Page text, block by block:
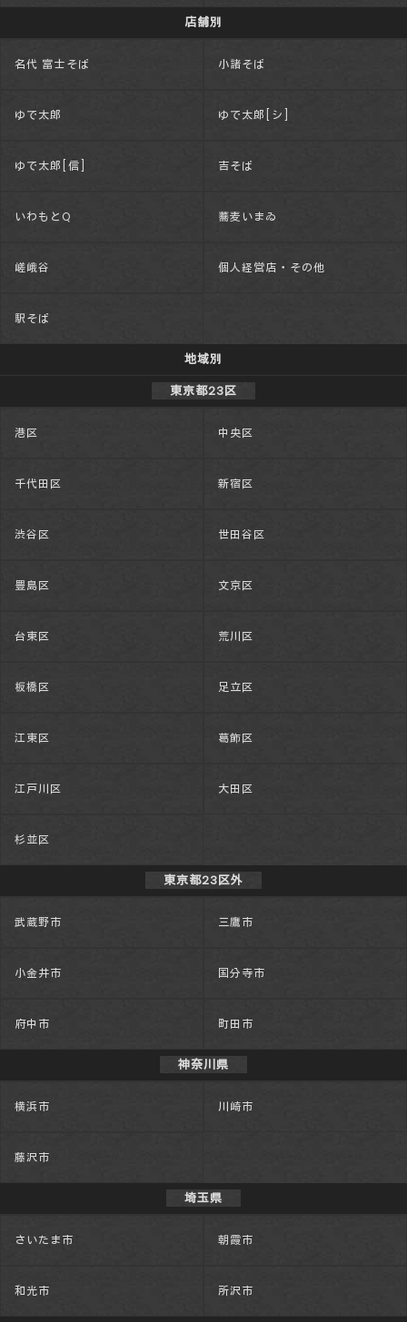
店舗別
名代 富士そば 小諸そば
ゆで太郎 ゆで太郎[シ]
ゆで太郎[信] 吉そば
いわもとQ 蕎麦いまゐ
嵯峨谷 個人経営店・その他
駅そば
地域別
東京都23区
港区 中央区
千代田区 新宿区
渋谷区 世田谷区
豊島区 文京区
台東区 荒川区
板橋区 足立区
江東区 葛飾区
江戸川区 大田区
杉並区
東京都23区外
武蔵野市 三鷹市
小金井市 国分寺市
府中市 町田市
神奈川県
横浜市 川崎市
藤沢市
埼玉県
さいたま市 朝霞市
和光市 所沢市